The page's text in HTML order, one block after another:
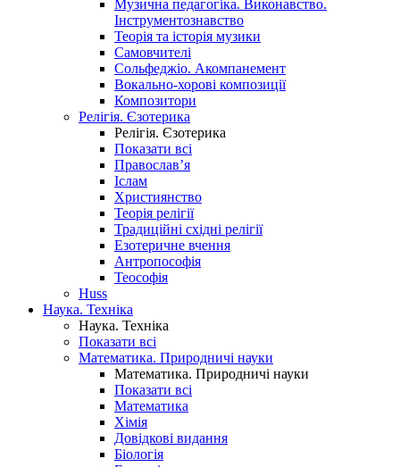
Музична педагогіка. Виконавство.
Інструментознавство
Теорія та історія музики
Самовчителі
Сольфеджіо. Акомпанемент
Вокально-хорові композиції
Композитори
Релігія. Єзотерика
Релігія. Єзотерика
Показати всі
Православ’я
Іслам
Християнство
Теорія релігії
Традиційні східні релігії
Езотеричне вчення
Антропософія
Теософія
Huss
Наука. Техніка
Наука. Техніка
Показати всі
Математика. Природничі науки
Математика. Природничі науки
Показати всі
Математика
Хімія
Довідкові видання
Біологія